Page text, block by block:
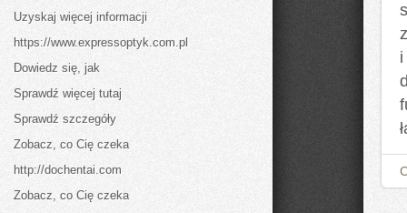
i
Uzyskaj więcej informacji
https://www.expressoptyk.com.pl
Dowiedz się, jak
Sprawdź więcej tutaj
Sprawdź szczegóły
Zobacz, co Cię czeka
http://dochentai.com
Zobacz, co Cię czeka